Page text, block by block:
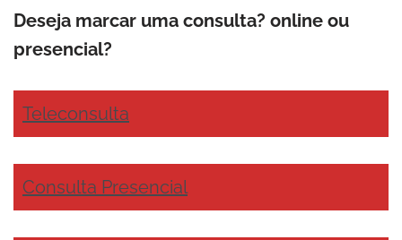
Deseja marcar uma consulta? online ou
presencial?
Teleconsulta
Consulta Presencial